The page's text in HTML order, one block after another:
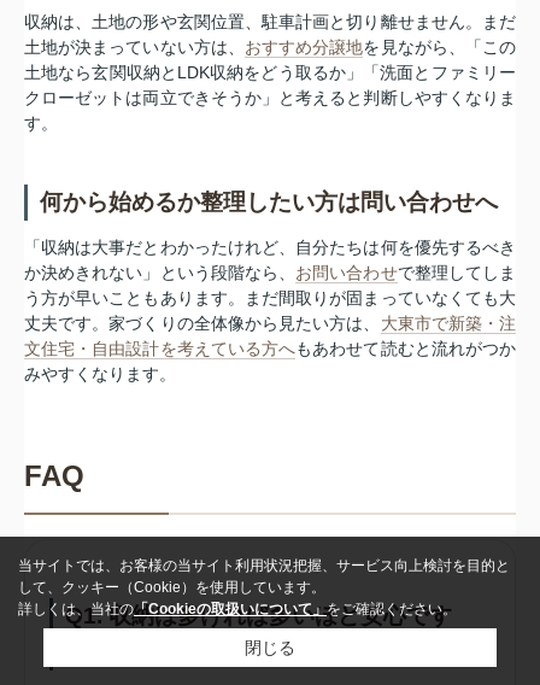
収納は、土地の形や玄関位置、駐車計画と切り離せません。まだ
土地が決まっていない方は、 おすすめ分譲地を見ながら、「この
土地なら玄関収納とLDK収納をどう取るか」「洗面とファミリー
クローゼットは両立できそうか」と考えると判断しやすくなりま
す。
何から始めるか整理したい方は問い合わせへ
「収納は大事だとわかったけれど、自分たちは何を優先するべき
か決めきれない」という段階なら、 お問い合わせで整理してしま
う方が早いこともあります。まだ間取りが固まっていなくても大
丈夫です。家づくりの全体像から見たい方は、 大東市で新築・注
文住宅・自由設計を考えている方へもあわせて読むと流れがつか
みやすくなります。
FAQ
Q1. 収納は多ければ多いほど安心です
当サイトでは、お客様の当サイト利用状況把握、サービス向上検討を目的と
して、クッキー（Cookie）を使用しています。
詳しくは、当社の「Cookieの取扱いについて」をご確認ください。
閉じる